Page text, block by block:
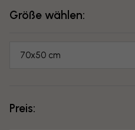
Größe wählen:
70x50 cm
Preis: